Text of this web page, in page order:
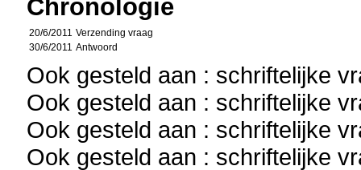
Chronologie
20/6/2011 Verzending vraag
30/6/2011 Antwoord
Ook gesteld aan : schriftelijke
Ook gesteld aan : schriftelijke
Ook gesteld aan : schriftelijke
Ook gesteld aan : schriftelijke